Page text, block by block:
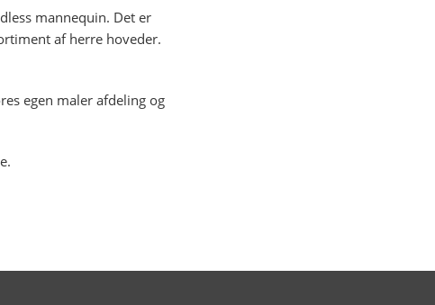
mannequin. Det er
af herre hoveder.
egen maler afdeling og